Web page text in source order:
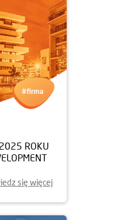
ROKU
się więcej